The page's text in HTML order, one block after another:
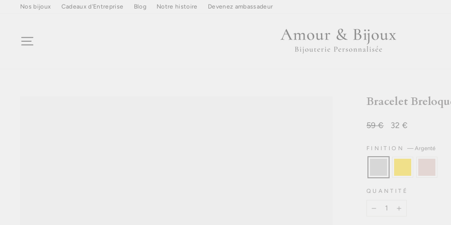
PasserNos bijoux Cadeaux d'Entreprise Blog Notre histoire Devenez ambassadeur
Bracelet
Prix
59 €
Prix
32 €
FINITION—Argenté
QUANTITÉ